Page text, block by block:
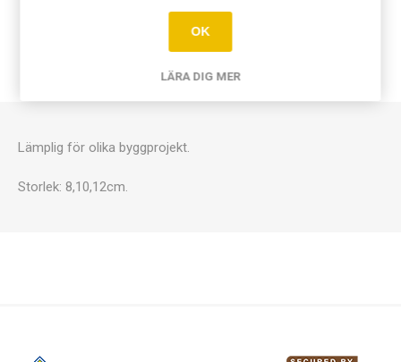
ÖVERSIKT
KONTAKTA OSS
Lämplig för olika byggprojekt.
Storlek: 8,10,12cm.
OK
LÄRA DIG MER